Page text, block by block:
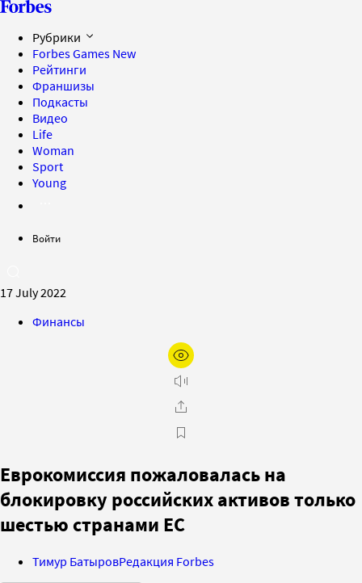
Рубрики
Forbes Games New
Рейтинги
Франшизы
Подкасты
Видео
Life
Woman
Sport
Young
Войти
17 July 2022
Финансы
Еврокомиссия пожаловалась на
блокировку российских активов только
шестью странами ЕС
Тимур БатыровРедакция Forbes